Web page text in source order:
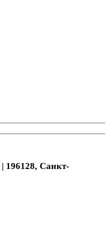
| 196128, Санкт-